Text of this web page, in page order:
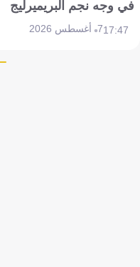
في وجه نجم البريميرليج
17:477 أغسطس 2026